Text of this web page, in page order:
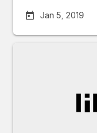
Jan 5, 2019